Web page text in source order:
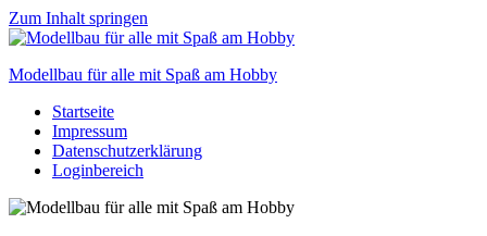
Zum Inhalt springen
Modellbau für alle mit Spaß am Hobby
Scale
modelling
to
Startseite
Impressum
Datenschutzerklärung
Loginbereich